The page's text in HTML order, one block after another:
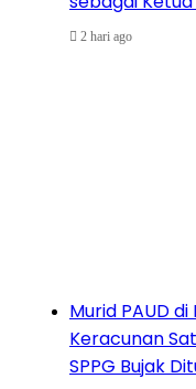
2 hari ago
Murid PAUD
Keracunan
SPPG Bujak